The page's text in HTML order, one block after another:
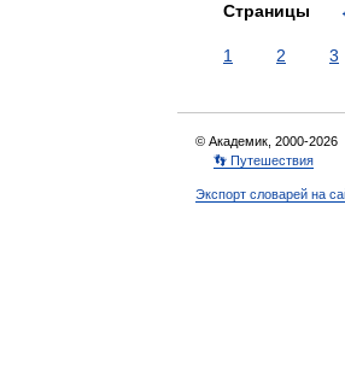
Страницы
1 2 3
© Академик, 2000-2026
👣 Путешествия
Экспорт словарей на